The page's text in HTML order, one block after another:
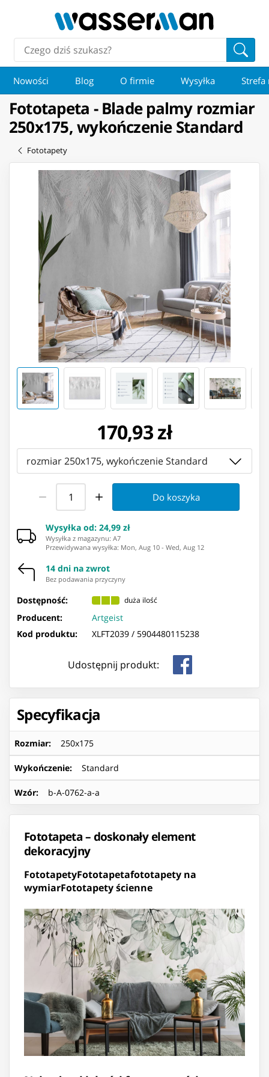
Nowości Blog O firmie Wysyłka Strefa
Fototapeta - Blade palmy rozmiar
250x175, wykończenie Standard
Fototapety
170,93 zł
rozmiar 250x175, wykończenie Standard
Do koszyka
Wysyłka od: 24,99 zł
Wysyłka z magazynu: ⁨A7⁩
Przewidywana wysyłka: Mon, Aug 10 - Wed, Aug 12
14 dni na zwrot
Bez podawania przyczyny
Dostępność: duża ilość
Producent:
Artgeist
Kod produktu:
XLFT2039 / 5904480115238
Udostępnij produkt:
Specyfikacja
Rozmiar: 250x175
Wykończenie: Standard
Wzór: b-A-0762-a-a
Fototapeta – doskonały element
dekoracyjny
FototapetyFototapetafototapety na
wymiarFototapety ścienne